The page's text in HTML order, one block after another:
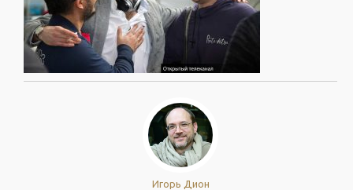
Игорь Дион